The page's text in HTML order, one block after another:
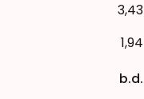
3,43
1,94
b.d.